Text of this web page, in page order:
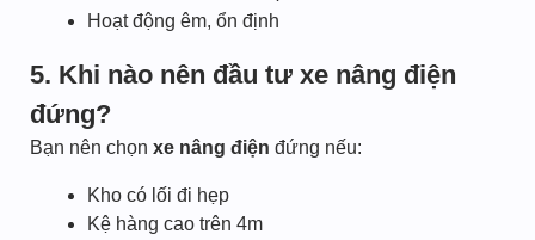
Hoạt động êm, ổn định
5. Khi nào nên đầu tư xe nâng điện
đứng?
Bạn nên chọn xe nâng điện đứng nếu:
Kho có lối đi hẹp
Kệ hàng cao trên 4m